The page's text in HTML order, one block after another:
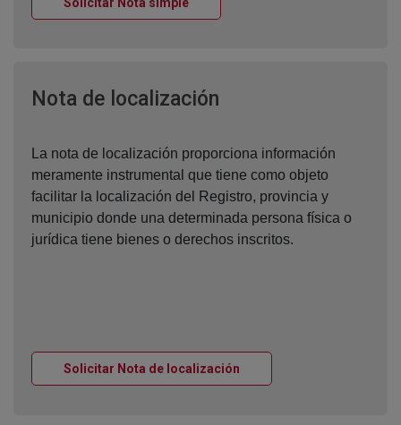
Nota de localización
La nota de localización proporciona información
meramente instrumental que tiene como objeto
facilitar la localización del Registro, provincia y
municipio donde una determinada persona física o
jurídica tiene bienes o derechos inscritos.
Solicitar Nota de localización